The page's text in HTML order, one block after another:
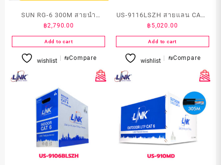
SUN RG-6 300M สายนำ
สัญญาณ RG6 ยาว 300 เมตร
฿2,790.00
Add to cart
wishlist ⇆Compare
US-9116LSZH สายแลน CAT6
INDOOR สีขาว ขนาด 305
เมตร
฿ 5,020.00
Add to cart
wishlist ⇆Compare